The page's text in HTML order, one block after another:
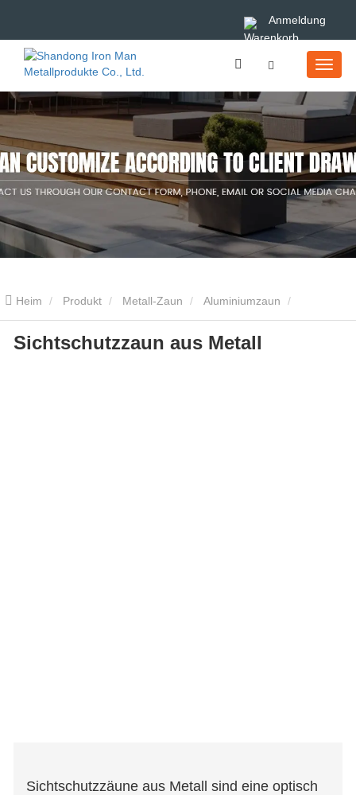
Anmeldung
Heim Produkt Metall-Zaun Aluminiumzaun
Sichtschutzzaun aus Metall
Sichtschutzzaun aus Metall
Sichtschutzzäune aus Metall sind eine optisch